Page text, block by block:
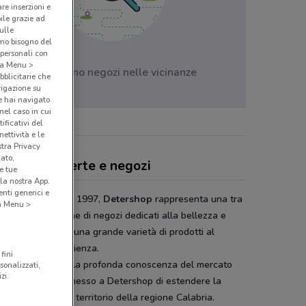
Non ci sono negozi nelle vicinanze
Shop, offerte e negozi
sul mercato dal 1997, Detershop rappresenta una tra
importanti catene di negozi dedicati alla bellezza e
proponendo una grande varietà di prodotti al
della convenienza.
e la profonda conoscenza del mercato
hanno permesso a Detershop di estendere la
rete su tutto il territorio della regione Calabria.
inserzioni e
grazie ad
bisogno del
con
Menu >
che
su
hai navigato
caso in cui
del
e le
Privacy
tue
nostra App.
generici e
Menu >
fini